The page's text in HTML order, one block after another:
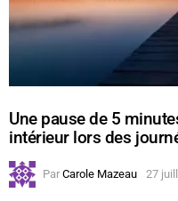
Une pause de 5
intérieur lors des
Par Carole Mazeau 27